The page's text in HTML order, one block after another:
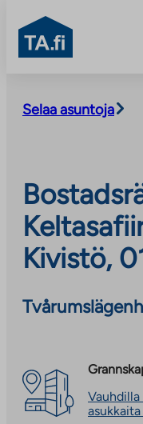
content
TA.fi
Selaa asuntoja
Kivistö,
asukkaita